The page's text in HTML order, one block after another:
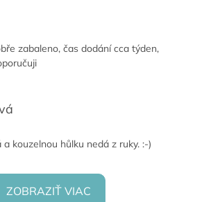
zabaleno, čas dodání cca týden,
kouzelnou hůlku nedá z ruky. :-)
ZOBRAZIŤ VIAC